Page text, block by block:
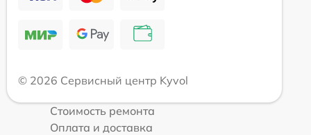
© 2026 Сервисный центр Kyvol
Стоимость ремонта
Оплата и доставка